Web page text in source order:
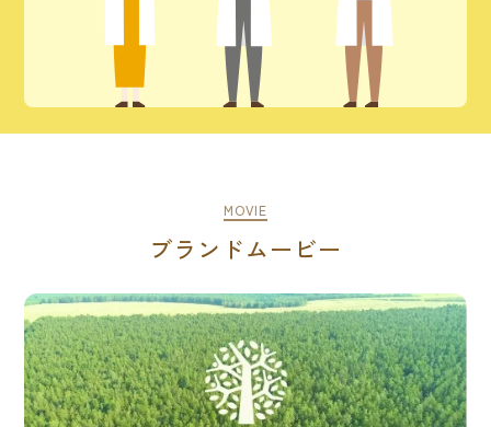
MOVIE
ブランドムービー